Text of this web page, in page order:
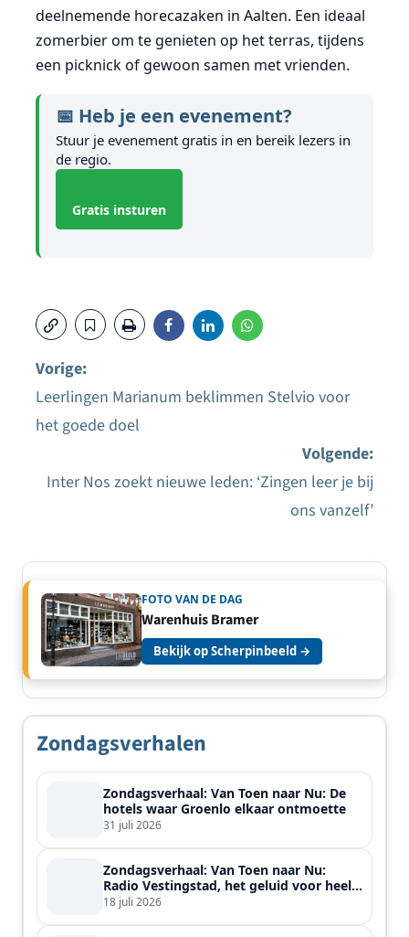
deelnemende horecazaken in Aalten. Een ideaal
zomerbier om te genieten op het terras, tijdens
een picknick of gewoon samen met vrienden.
📅 Heb je een evenement?
Stuur je evenement gratis in en bereik lezers in
de regio.
Gratis insturen
Bericht
Vorige:
Leerlingen Marianum beklimmen Stelvio voor
het goede doel
Volgende:
Inter Nos zoekt nieuwe leden: ‘Zingen leer je bij
ons vanzelf’
FOTO VAN DE DAG
Warenhuis Bramer
Bekijk op Scherpinbeeld →
Zondagsverhalen
Zondagsverhaal: Van Toen naar Nu: De
hotels waar Groenlo elkaar ontmoette
31 juli 2026
Zondagsverhaal: Van Toen naar Nu:
Radio Vestingstad, het geluid voor heel
de streek
18 juli 2026